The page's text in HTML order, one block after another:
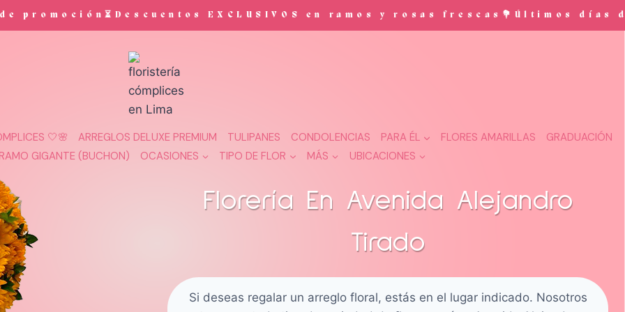
EXCLUSIVOS en ramos y rosas frescas💐Últimos días de
🤍🌸 ARREGLOS DELUXE PREMIUM TULIPANES CONDOLENCIAS PARA ÉL FLORES AMARILLAS
GRADUACIÓN
RAMO GIGANTE (BUCHON) OCASIONES TIPO DE FLOR MÁS UBICACIONES
Florería En Avenida Alejandro
Tirado
Si deseas regalar un arreglo floral, estás en el lugar indicado. Nosotros